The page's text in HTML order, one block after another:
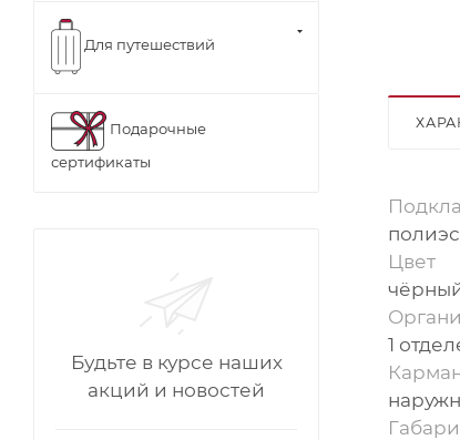
Цвет
1
Для путешествий
Подарочные
сертификаты
Будьте в курсе наших
акций и новостей